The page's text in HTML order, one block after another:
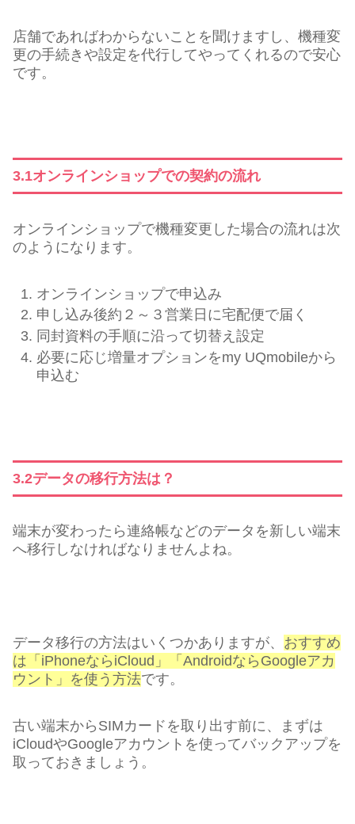
店舗であればわからないことを聞けますし、機種変
更の手続きや設定を代行してやってくれるので安心
です。
3.1オンラインショップでの契約の流れ
オンラインショップで機種変更した場合の流れは次
のようになります。
オンラインショップで申込み
申し込み後約２～３営業日に宅配便で届く
同封資料の手順に沿って切替え設定
必要に応じ増量オプションをmy UQmobileから
申込む
3.2データの移行方法は？
端末が変わったら連絡帳などのデータを新しい端末
へ移行しなければなりませんよね。
データ移行の方法はいくつかありますが、 おすすめ
は「iPhoneならiCloud」「AndroidならGoogleアカ
ウント」を使う方法です。
古い端末からSIMカードを取り出す前に、まずは
iCloudやGoogleアカウントを使ってバックアップを
取っておきましょう。